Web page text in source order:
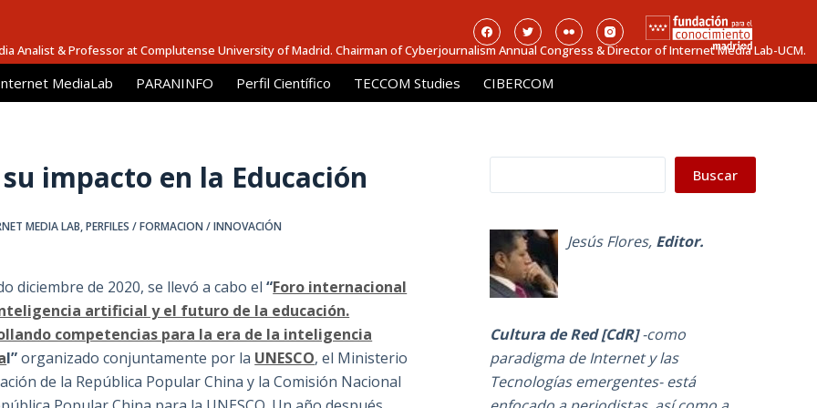
Analist & Professor at Complutense University of Madrid. Chairman of Cyberjournalism Annual Congress & Director of Internet Media Lab-UCM.
MediaLab PARANINFO Perfil Científico TECCOM Studies CIBERCOM
impacto en la Educación
MEDIA LAB,PERFILES / FORMACION / INNOVACIÓN
diciembre de 2020, se llevó a cabo el“Foro internacional
artificial y el futuro de la educación.
competencias para la era de la inteligencia
l”organizado conjuntamente por la UNESCO, el Ministerio
de la República Popular China y la Comisión Nacional
Buscar
Jesús Flores, Editor.
Cultura de Red [CdR]-como
paradigma de Internet y las
Tecnologías emergentes-está